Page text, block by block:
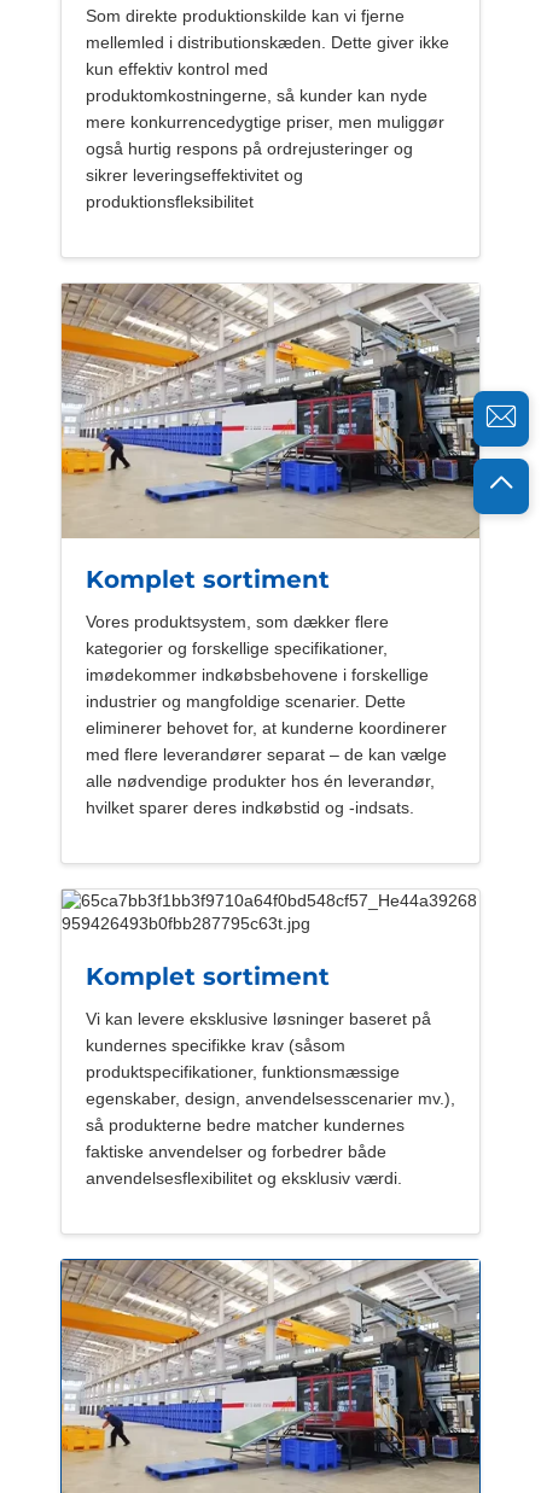
Som direkte produktionskilde kan vi fjerne
mellemled i distributionskæden. Dette giver ikke
kun effektiv kontrol med
produktomkostningerne, så kunder kan nyde
mere konkurrencedygtige priser, men muliggør
også hurtig respons på ordrejusteringer og
sikrer leveringseffektivitet og
produktionsfleksibilitet
Komplet sortiment
Vores produktsystem, som dækker flere
kategorier og forskellige specifikationer,
imødekommer indkøbsbehovene i forskellige
industrier og mangfoldige scenarier. Dette
eliminerer behovet for, at kunderne koordinerer
med flere leverandører separat – de kan vælge
alle nødvendige produkter hos én leverandør,
hvilket sparer deres indkøbstid og -indsats.
Komplet sortiment
Vi kan levere eksklusive løsninger baseret på
kundernes specifikke krav (såsom
produktspecifikationer, funktionsmæssige
egenskaber, design, anvendelsesscenarier mv.),
så produkterne bedre matcher kundernes
faktiske anvendelser og forbedrer både
anvendelsesflexibilitet og eksklusiv værdi.